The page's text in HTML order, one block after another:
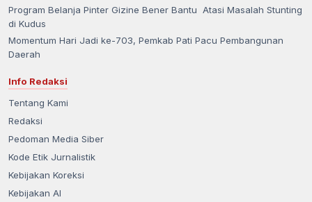
Program Belanja Pinter Gizine Bener Bantu Atasi Masalah Stunting
di Kudus
Momentum Hari Jadi ke-703, Pemkab Pati Pacu Pembangunan
Daerah
Info Redaksi
Tentang Kami
Redaksi
Pedoman Media Siber
Kode Etik Jurnalistik
Kebijakan Koreksi
Kebijakan AI